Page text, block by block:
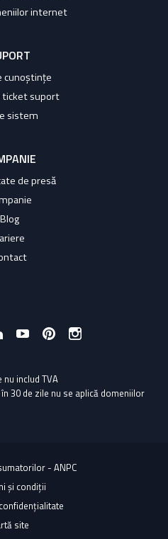
internet
cunoștințe
ticket suport
sistem
de presă
Blog
includ TVA
30 de zile nu se aplică domeniilor
- ANPC
și condiții
site